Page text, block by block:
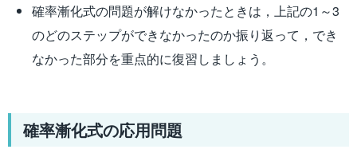
確率漸化式の問題が解けなかったときは，上記の1～3
のどのステップができなかったのか振り返って，でき
なかった部分を重点的に復習しましょう。
確率漸化式の応用問題